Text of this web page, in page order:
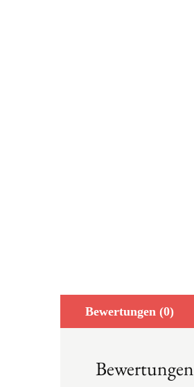
Bewertungen (0)
Bewertungen